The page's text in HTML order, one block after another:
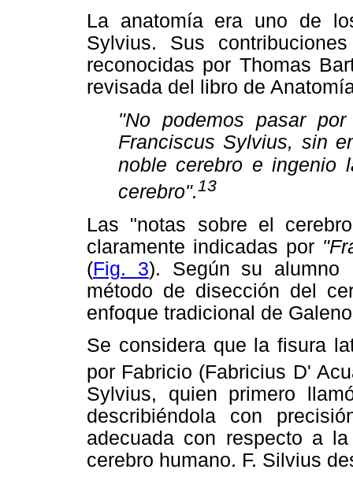
La anatomía era uno de
Sylvius. Sus
reconocidas por Thomas
revisada del libro de
"No podemos pasar
Franciscus Sylvius, sin
noble cerebro e ingenio
cerebro".13
Las "notas sobre el
claramente indicadas por
(Fig. 3). Según su alumno
método de disección del
enfoque tradicional de
Se considera que la fisura
por Fabricio (Fabricius D'
Sylvius, quien primero
describiéndola con
adecuada con respecto a
cerebro humano. F. Silvius